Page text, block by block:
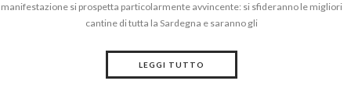
manifestazione si prospetta particolarmente avvincente: si sfideranno le migliori
cantine di tutta la Sardegna e saranno gli
LEGGI TUTTO